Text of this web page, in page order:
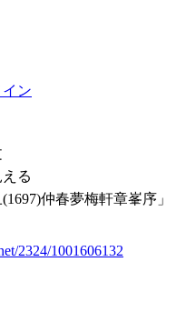
ン
る
仲春夢梅軒章峯序」
2324/1001606132